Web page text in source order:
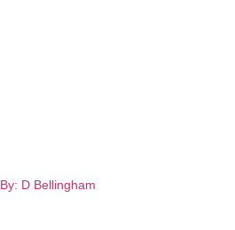
By: D Bellingham